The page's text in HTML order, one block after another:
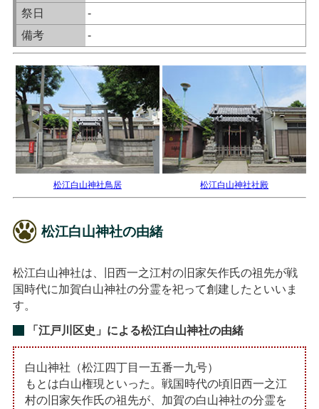
祭日
-
備考
-
松江白山神社鳥居 松江白山神社社殿
松江白山神社の由緒
松江白山神社は、旧西一之江村の旧家矢作氏の祖先が戦
国時代に加賀白山神社の分霊を祀って創建したといいま
す。
「江戸川区史」による松江白山神社の由緒
白山神社（松江四丁目一五番一九号）
もとは白山権現といった。戦国時代の頃旧西一之江
村の旧家矢作氏の祖先が、加賀の白山神社の分霊を